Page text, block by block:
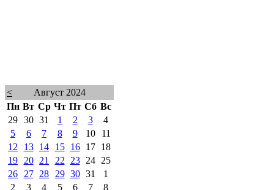
<
Август 2024
Пн Вт Ср Чт Пт Сб Вс
29 30 31 1 2 3
4
5
6 7 8 9 10
11
12
13 14 15 16 17
18
19
20 21 22 23 24
25
26
27 28 29 30 31
1
2
3 4 5 6 7
8